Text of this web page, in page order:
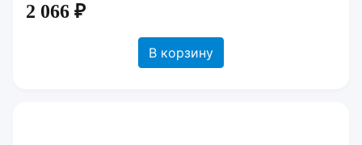
2 066 ₽
В корзину